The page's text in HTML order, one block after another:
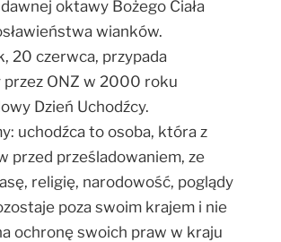
oktawy Bożego Ciała
wianków.
20 czerwca, przypada
przez ONZ w 2000 roku
Dzień Uchodźcy.
uchodźca to osoba, która z
przed prześladowaniem, ze
religię, narodowość, poglądy
poza swoim krajem i nie
ochronę swoich praw w kraju